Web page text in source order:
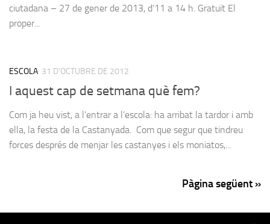
ciutadana – 27 de gener de 2013, d’11 a 14 h. Gratuït El
proper...
ESCOLA 31 D'OCTUBRE DE 2012
I aquest cap de setmana què fem?
Com ja heu vist, a l’entrar a l’escola: ha arribat la tardor i amb
ella, la festa de la Castanyada. Com que segur que tindreu
forces després de menjar les castanyes i els moniatos,...
Pàgina següent »